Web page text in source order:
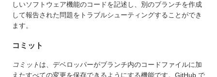
しいソフトウェア機能のコードを記述し、別のブランチを作成
して報告された問題をトラブルシューティングすることができ
ます。
コミット
コミットは、デベロッパーがブランチ内のコードファイルに加
えたすべての変更を保存できるようにする機能です。GitHub で